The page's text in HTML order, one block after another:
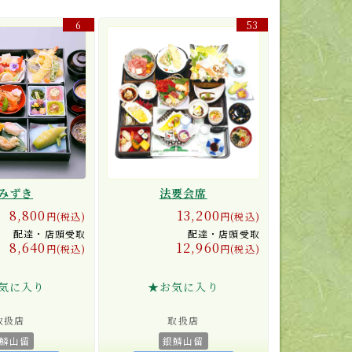
6
ずき
8,800 円(税込)
配達・店頭受取
8,640 円(税込)
に入り
扱店
山留
53
法要会席
13,200円(税込)
配達・店頭受取
12,960円(税込)
★お気に入り
取扱店
銀鱗山留